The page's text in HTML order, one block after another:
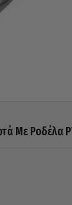
Με Ροδέλα